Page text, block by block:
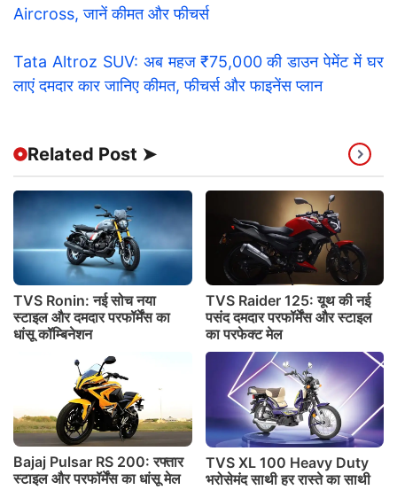
Aircross, जानें कीमत और फीचर्स
Tata Altroz SUV: अब महज ₹75,000 की डाउन पेमेंट में घर
लाएं दमदार कार जानिए कीमत, फीचर्स और फाइनेंस प्लान
Related Post ➤
TVS Ronin: नई सोच नया
स्टाइल और दमदार परफॉर्मेंस का
धांसू कॉम्बिनेशन
TVS Raider 125: यूथ की नई
पसंद दमदार परफॉर्मेंस और स्टाइल
का परफेक्ट मेल
Bajaj Pulsar RS 200: रफ्तार
स्टाइल और परफॉर्मेंस का धांसू मेल
TVS XL 100 Heavy Duty
भरोसेमंद साथी हर रास्ते का साथी